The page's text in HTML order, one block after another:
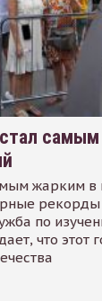
жарким в
рекорды
по
что этот